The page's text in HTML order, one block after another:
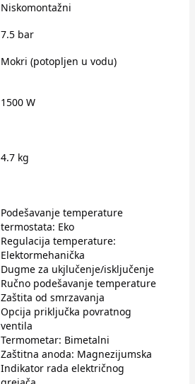
Niskomontažni
7.5 bar
Mokri (potopljen u vodu)
1500 W
4.7 kg
Podešavanje temperature
termostata: Eko
Regulacija temperature:
Elektormehanička
Dugme za ukjlučenje/isključenje
Ručno podešavanje temperature
Zaštita od smrzavanja
Opcija priključka povratnog
ventila
Termometar: Bimetalni
Zaštitna anoda: Magnezijumska
Indikator rada električnog